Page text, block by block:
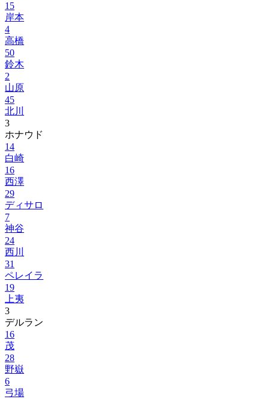
15
岸本
4
高橋
50
鈴木
2
山原
45
北川
3
ホナウド
14
白崎
16
西澤
29
ディサロ
7
神谷
24
西川
31
ペレイラ
19
上夷
3
デルラン
16
茂
28
野嶽
6
弓場